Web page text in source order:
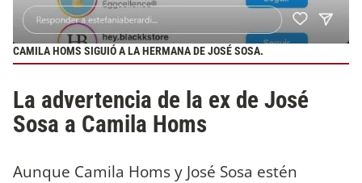
CAMILA HOMS SIGUIÓ A LA HERMANA DE JOSÉ SOSA.
La advertencia de la ex de José
Sosa a Camila Homs
Aunque Camila Homs y José Sosa estén